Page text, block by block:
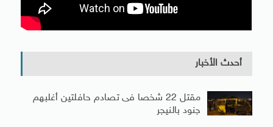
أحدث الأخبار
مقتل 22 شخصا فى تصادم حافلتين أغلبهم
جنود بالنيجر